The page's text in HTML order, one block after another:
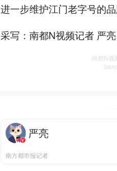
进一步维护江门老字号的品
采写：南都N视频记者 严亮
南都N视
严亮
南方都市报记者